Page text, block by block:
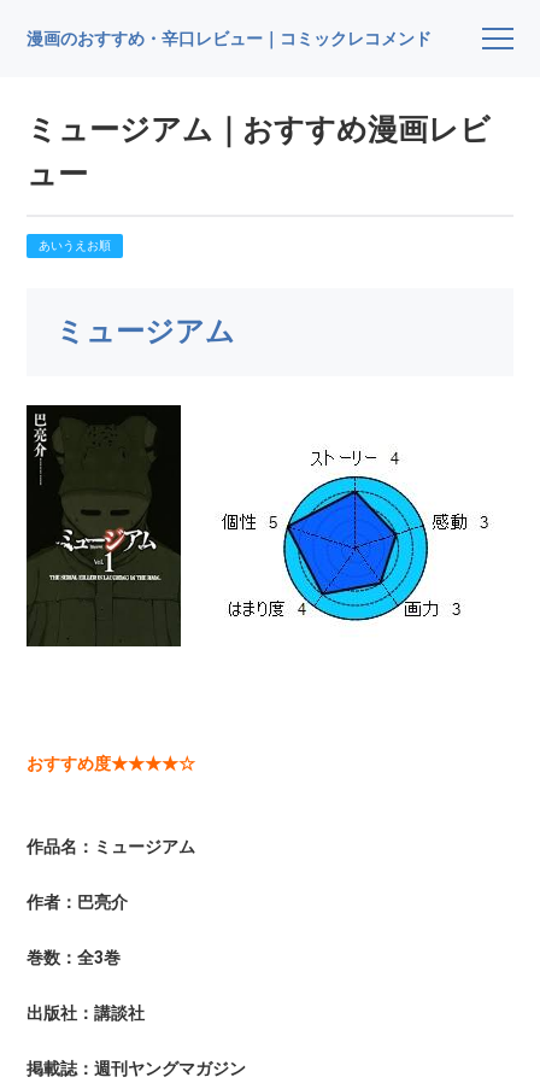
漫画のおすすめ・辛口レビュー｜コミックレコメンド
ミュージアム｜おすすめ漫画レビ
ュー
あいうえお順
ミュージアム
おすすめ度★★★★☆
作品名：ミュージアム
作者：巴亮介
巻数：全3巻
出版社：講談社
掲載誌：週刊ヤングマガジン